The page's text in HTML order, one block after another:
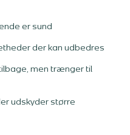
er sund
der kan udbedres
men trænger til
udskyder større